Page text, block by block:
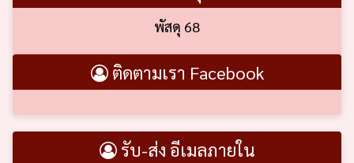
พัสดุ 68
ติดตามเรา Facebook
รับ-ส่ง อีเมลภายใน